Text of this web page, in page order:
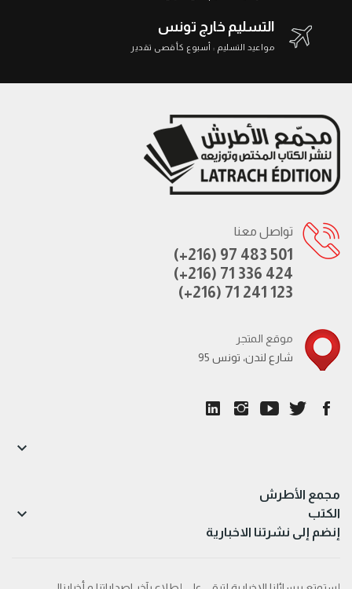
التسليم خارج تونس
مواعيد التسليم : أسبوع كأقصى تقدير
تواصل معنا
(+216) 97 483 501
(+216) 71 336 424
(+216) 71 241 123
موقع المتجر
95 شارع لندن، تونس
مجمع الأطرش

الكتب 
إنضم إلى نشرتنا الاخبارية